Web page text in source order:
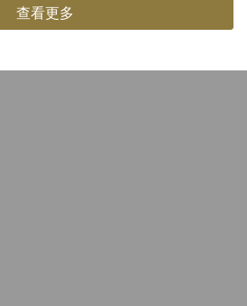
查看更多